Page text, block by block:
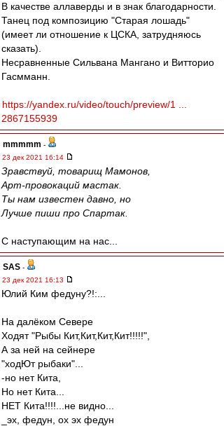
В качестве аллаверды и в знак благодарности.
Танец под композицию "Старая лошадь"
(имеет ли отношение к ЦСКА, затрудняюсь
сказать).
Несравненные Сильвана Мангано и Витторио
Гасмманн.
https://yandex.ru/video/touch/preview/1 ...
2867155939
mmmmm -
23 дек 2021 16:14
Зравствуй, товарищ Мамонов,
Арт-провокаций мастак.
Ты нам известен давно, но
Лучше пиши про Спартак.
С наступающим на нас...
SAS -
23 дек 2021 16:13
Юлий Ким федуну?!:...
На далёком Севере
Ходят "Рыбы Кит,Кит,Кит,Кит!!!!!",
А за ней на сейнере
"ходЮт рыбаки"...
-но нет Кита,
Но нет Кита...
НЕТ Кита!!!!...не видно...
_эх, федун, ох эх федун